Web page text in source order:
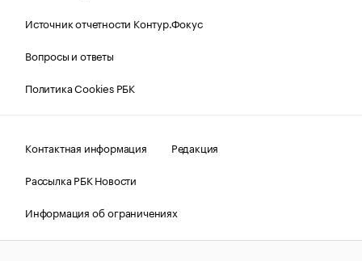
Источник отчетности Контур.Фокус
Вопросы и ответы
Политика Cookies РБК
Контактная информация
Редакция
Рассылка РБК Новости
Информация об ограничениях
Правовая информация
О соблюдении авторских прав